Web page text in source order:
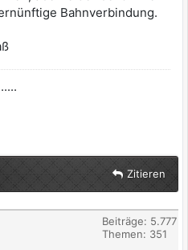
Bahnverbindung.
Zitieren
Beiträge: 5.777
Themen: 351